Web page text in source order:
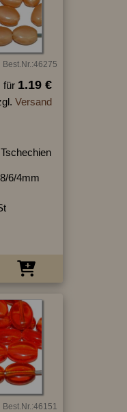
Best.Nr.:46275
für 1.19 €
Versand
6/4mm
Best.Nr.:46151